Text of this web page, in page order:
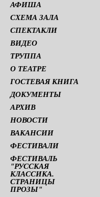
АФИША
СХЕМА ЗАЛА
СПЕКТАКЛИ
ВИДЕО
ТРУППА
О ТЕАТРЕ
ГОСТЕВАЯ КНИГА
ДОКУМЕНТЫ
АРХИВ
НОВОСТИ
ВАКАНСИИ
ФЕСТИВАЛИ
ФЕСТИВАЛЬ
"РУССКАЯ
КЛАССИКА.
СТРАНИЦЫ
ПРОЗЫ"